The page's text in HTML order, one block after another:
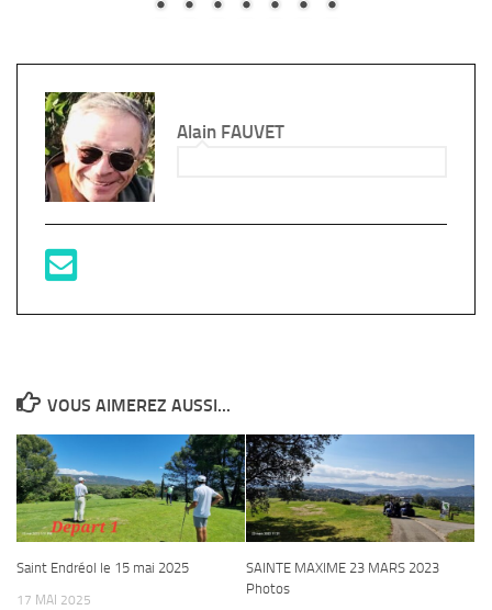
Alain FAUVET
VOUS AIMEREZ AUSSI...
Saint Endréol le 15 mai 2025
17 MAI 2025
SAINTE MAXIME 23 MARS 2023
Photos